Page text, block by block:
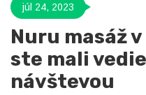
júl 24, 2023
Nuru masáž
ste mali
návštevou